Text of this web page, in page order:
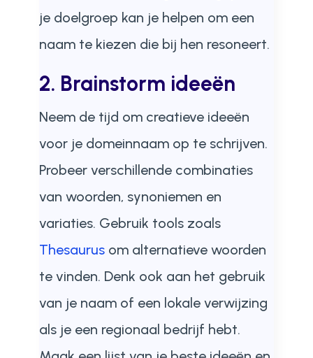
je doelgroep kan je helpen om een
naam te kiezen die bij hen resoneert.
2. Brainstorm ideeën
Neem de tijd om creatieve ideeën
voor je domeinnaam op te schrijven.
Probeer verschillende combinaties
van woorden, synoniemen en
variaties. Gebruik tools zoals
Thesaurusom alternatieve woorden
te vinden. Denk ook aan het gebruik
van je naam of een lokale verwijzing
als je een regionaal bedrijf hebt.